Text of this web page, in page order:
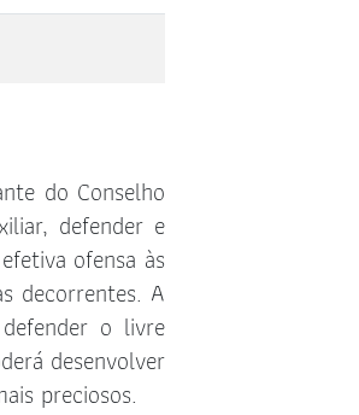
do Conselho
defender e
ofensa às
decorrentes. A
o livre
desenvolver
preciosos.